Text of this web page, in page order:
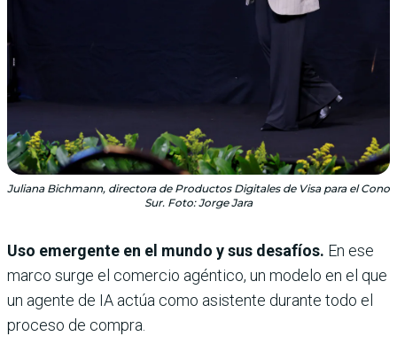
Juliana Bichmann, directora de Productos Digitales de Visa para el Cono
Sur. Foto: Jorge Jara
Uso emergente en el mundo y sus desafíos. En ese
marco surge el comercio agéntico, un modelo en el que
un agente de IA actúa como asistente durante todo el
proceso de compra.